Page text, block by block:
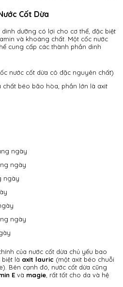
Cốt Dừa
dưỡng có lợi cho cơ thể, đặc biệt
và khoáng chất. Một cốc nước
cung cấp các thành phần dinh
nước cốt dừa cô đặc nguyên chất)
chất béo bão hòa, phần lớn là axit
ngày
ngày
ngày
ngày
của nước cốt dừa chủ yếu bao
biệt là axit lauric (một axit béo chuỗi
Bên cạnh đó, nước cốt dừa cũng
E và magie , rất tốt cho da và hệ